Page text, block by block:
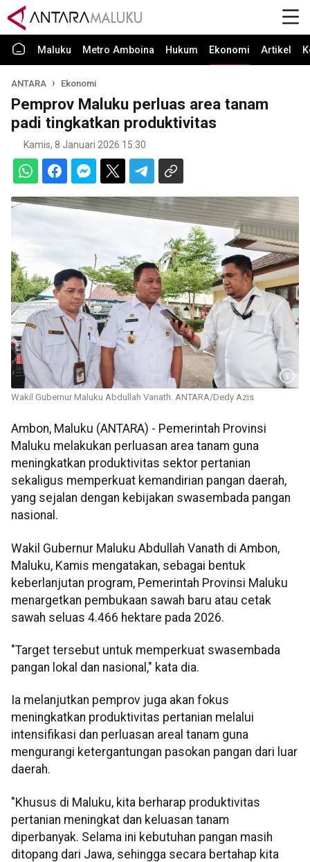
Maluku Metro Amboina Hukum Ekonomi Artikel
ANTARA Ekonomi
Pemprov Maluku perluas area tanam
padi tingkatkan produktivitas
Kamis, 8 Januari 2026 15:30
Wakil Gubernur Maluku Abdullah Vanath. ANTARA/Dedy Azis
Ambon, Maluku (ANTARA) - Pemerintah Provinsi
Maluku melakukan perluasan area tanam guna
meningkatkan produktivitas sektor pertanian
sekaligus memperkuat kemandirian pangan daerah,
yang sejalan dengan kebijakan swasembada pangan
nasional.
Wakil Gubernur Maluku Abdullah Vanath di Ambon,
Maluku, Kamis mengatakan, sebagai bentuk
keberlanjutan program, Pemerintah Provinsi Maluku
menargetkan pembukaan sawah baru atau cetak
sawah seluas 4.466 hektare pada 2026.
"Target tersebut untuk memperkuat swasembada
pangan lokal dan nasional," kata dia.
Ia melanjutkan pemprov juga akan fokus
meningkatkan produktivitas pertanian melalui
intensifikasi dan perluasan areal tanam guna
mengurangi ketergantungan pasokan pangan dari luar
daerah.
"Khusus di Maluku, kita berharap produktivitas
pertanian meningkat dan keluasan tanam
diperbanyak. Selama ini kebutuhan pangan masih
ditopang dari Jawa, sehingga secara bertahap kita